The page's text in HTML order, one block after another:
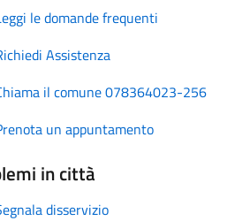
le domande frequenti
Assistenza
il comune 078364023-256
un appuntamento
in città
disservizio